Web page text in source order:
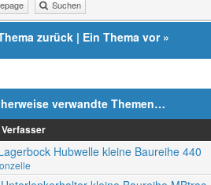
Suchen
zurück | Ein Thema vor»
verwandte Themen…
Verfasser
Hubwelle kleine Baureihe 440